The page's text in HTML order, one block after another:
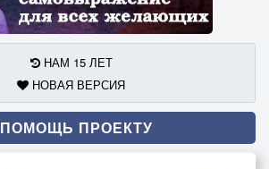
НАМ 15 ЛЕТ
НОВАЯ ВЕРСИЯ
ПОМОЩЬ ПРОЕКТУ